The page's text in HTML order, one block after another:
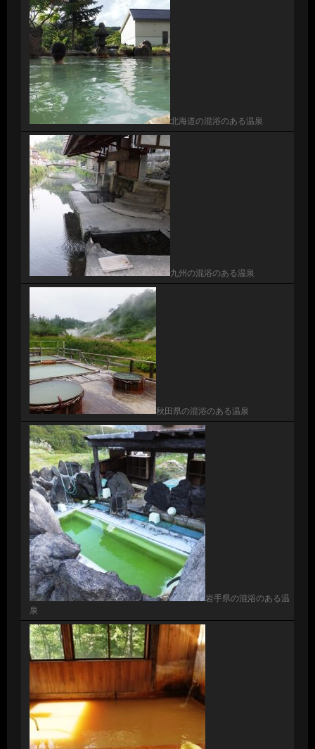
北海道の混浴のある温泉
九州の混浴のある温泉
秋田県の混浴のある温泉
岩手県の混浴のある温
泉